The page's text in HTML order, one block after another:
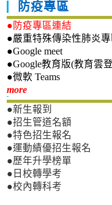
防疫專區
●防疫專區連結
●嚴重特殊傳染性肺炎專
●Google meet
●Google教育版(教育雲
●微軟 Teams
more新生專區
●新生報到
●招生管道名額
●特色招生報名
●運動績優招生報名
●歷年升學榜單
●日校轉學考
●校內轉科考